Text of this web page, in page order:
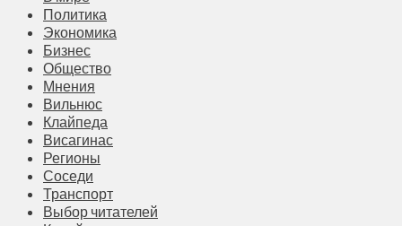
Политика
Экономика
Бизнес
Общество
Мнения
Вильнюс
Клайпеда
Висагинас
Регионы
Соседи
Транспорт
Выбор читателей